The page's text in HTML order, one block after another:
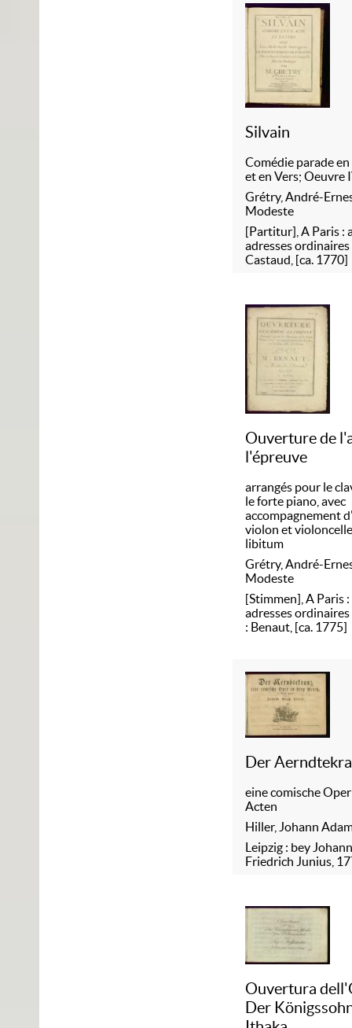
Silvain
Comédie parade
et en Vers; Oeuvre
Grétry, André-
Modeste
[Partitur], A Paris :
adresses ordinaires
Castaud, [ca. 1770]
Ouverture de
l'épreuve
arrangés pour le
le forte piano, avec
accompagnement
violon et
libitum
Grétry, André-
Modeste
[Stimmen], A Paris
adresses ordinaires
: Benaut, [ca. 1775]
Der
eine comische
Acten
Hiller, Johann
Leipzig : bey
Friedrich Junius,
Ouvertura
Der